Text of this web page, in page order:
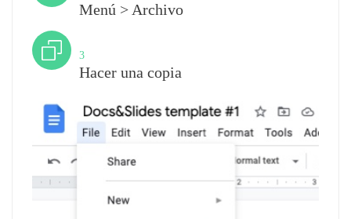
Menú > Archivo
3
Hacer una copia